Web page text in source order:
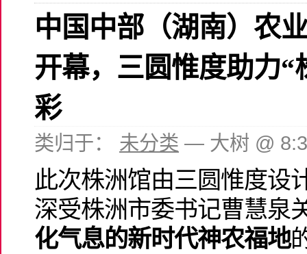
中国中部（湖南）农
开幕，三圆惟度助力“
彩
类归于： 未分类 — 大树 @
此次株洲馆由三圆惟度设
深受株洲市委书记曹慧泉
化气息的新时代神农福地